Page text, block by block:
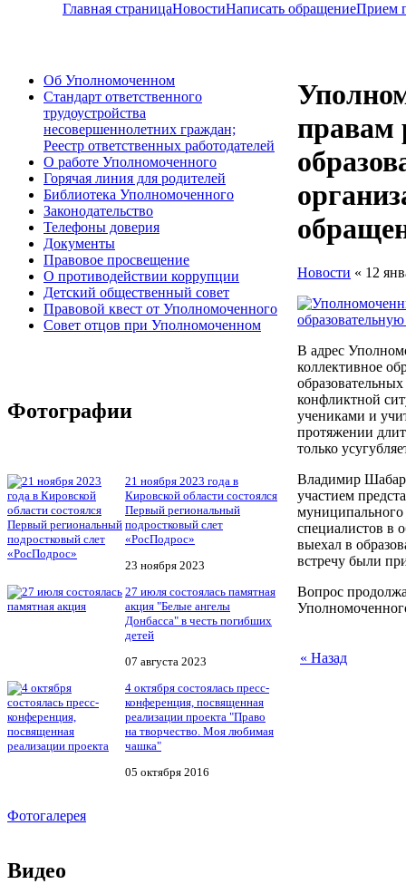
Главная страницаНовостиНаписать обращениеПрием
Об Уполномоченном
Стандарт ответственного
трудоустройства
несовершеннолетних граждан;
Реестр ответственных работодателей
О работе Уполномоченного
Горячая линия для родителей
Библиотека Уполномоченного
Законодательство
Телефоны доверия
Документы
Правовое просвещение
О противодействии коррупции
Детский общественный совет
Правовой квест от Уполномоченного
Совет отцов при Уполномоченном
Фотографии
21 ноября 2023 года в
Кировской области состоялся
Первый региональный
подростковый слет
«РосПодрос»
23 ноября 2023
27 июля состоялась памятная
акция "Белые ангелы
Донбасса" в честь погибших
детей
07 августа 2023
4 октября состоялась пресс-
конференция, посвященная
реализации проекта "Право
на творчество. Моя любимая
чашка"
05 октября 2016
Фотогалерея
Видео
правам
Новости « 12
В адрес
коллективное
конфликтной
учениками и
протяжении
только
Владимир
участием
муниципального
специалистов в
выехал в
встречу были
Вопрос
« Назад